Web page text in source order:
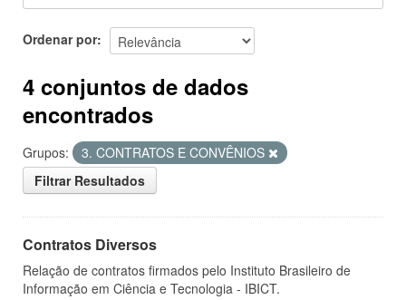
Ordenar por
4 conjuntos de dados
encontrados
Grupos:
3. CONTRATOS E CONVÊNIOS
Filtrar Resultados
Contratos Diversos
Relação de contratos firmados pelo Instituto Brasileiro de
Informação em Ciência e Tecnologia - IBICT.